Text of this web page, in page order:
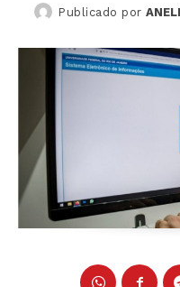
Publicado por